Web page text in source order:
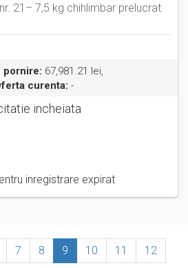
nr. 21– 7,5 kg chihlimbar prelucrat
pornire: 67,981.21 lei,
curenta: -
incheiata
inregistrare expirat
7 8 9 10 11
12